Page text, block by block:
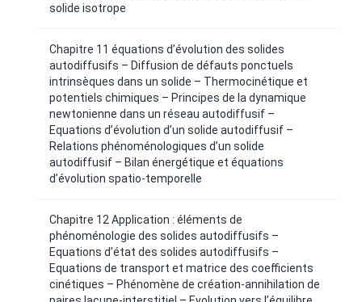
solide isotrope
Chapitre 11 équations d’évolution des solides
autodiffusifs – Diffusion de défauts ponctuels
intrinsèques dans un solide – Thermocinétique et
potentiels chimiques – Principes de la dynamique
newtonienne dans un réseau autodiffusif –
Equations d’évolution d’un solide autodiffusif –
Relations phénoménologiques d’un solide
autodiffusif – Bilan énergétique et équations
d’évolution spatio-temporelle
Chapitre 12 Application : éléments de
phénoménologie des solides autodiffusifs –
Equations d’état des solides autodiffusifs –
Equations de transport et matrice des coefficients
cinétiques – Phénomène de création-annihilation de